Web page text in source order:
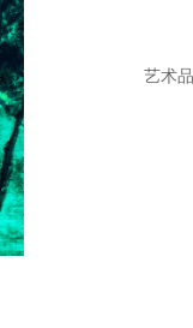
艺术